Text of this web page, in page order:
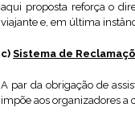
aqui proposta reforça o
viajante e, em última
c) Sistema de
A par da obrigação de
impõe aos organizadores a